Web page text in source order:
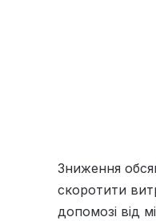
Зниження
скоротити
допомозі від